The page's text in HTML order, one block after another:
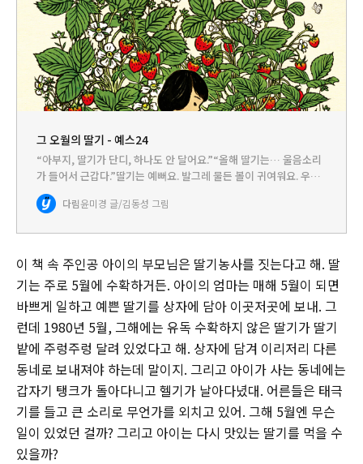
그 오월의 딸기 - 예스24
“아부지, 딸기가 단디, 하나도 안 달어요.”“올해 딸기는… 울음소리
가 들어서 근갑다.”딸기는 예뻐요. 발그레 물든 볼이 귀여워요. 우리
집 딸기밭에 딸기는 거저 열린 게 하나도 없대요. 엄마는 예쁜 딸기는
상자에 담고 나한테는 무르고 못생긴 딸기만 줘요. 그…
다림윤미경 글/김동성 그림
이 책 속 주인공 아이의 부모님은 딸기농사를 짓는다고 해. 딸
기는 주로 5월에 수확하거든. 아이의 엄마는 매해 5월이 되면
바쁘게 일하고 예쁜 딸기를 상자에 담아 이곳저곳에 보내. 그
런데 1980년 5월, 그해에는 유독 수확하지 않은 딸기가 딸기
밭에 주렁주렁 달려 있었다고 해. 상자에 담겨 이리저리 다른
동네로 보내져야 하는데 말이지. 그리고 아이가 사는 동네에는
갑자기 탱크가 돌아다니고 헬기가 날아다녔대. 어른들은 태극
기를 들고 큰 소리로 무언가를 외치고 있어. 그해 5월엔 무슨
일이 있었던 걸까? 그리고 아이는 다시 맛있는 딸기를 먹을 수
있을까?